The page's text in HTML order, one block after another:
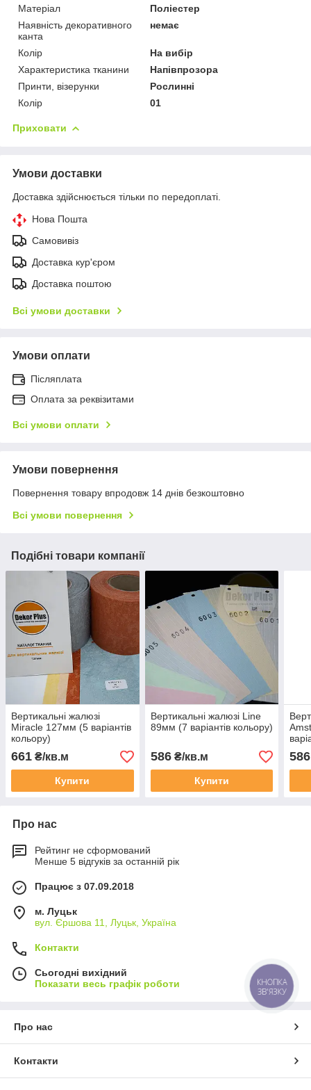
Матеріал
Поліестер
Наявність декоративного
канта
немає
Колір
На вибір
Характеристика тканини
Напівпрозора
Принти, візерунки
Рослинні
Колір
01
Приховати
Умови доставки
Доставка здійснюється тільки по передоплаті.
Нова Пошта
Самовивіз
Доставка кур'єром
Доставка поштою
Всі умови доставки
Умови оплати
Післяплата
Оплата за реквізитами
Всі умови оплати
Умови повернення
Повернення товару впродовж 14 днів безкоштовно
Всі умови повернення
Подібні товари компанії
Вертикальні жалюзі
Miracle 127мм (5 варіантів
кольору)
661 ₴/кв.м
Купити
Вертикальні жалюзі Line
89мм (7 варіантів кольору)
586₴/кв.м
Купити
586
Про нас
Рейтинг не сформований
Менше 5 відгуків за останній рік
Працює з 07.09.2018
м. Луцьк
вул. Єршова 11, Луцьк, Україна
Контакти
Сьогодні вихідний
Показати весь графік роботи
Про нас
Контакти
КНОПКА
ЗВ'ЯЗКУ